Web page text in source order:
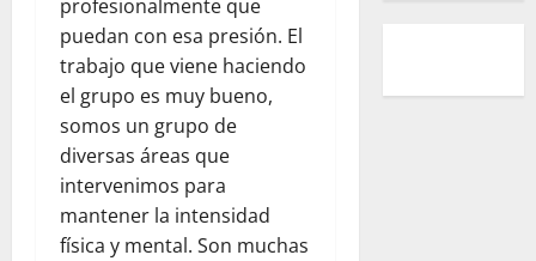
profesionalmente que
puedan con esa presión. El
trabajo que viene haciendo
el grupo es muy bueno,
somos un grupo de
diversas áreas que
intervenimos para
mantener la intensidad
física y mental. Son muchas